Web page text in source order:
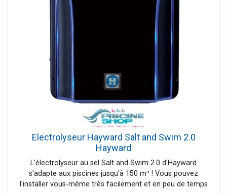
Electrolyseur Hayward Salt and Swim 2.0
Hayward
L'électrolyseur au sel Salt and Swim 2.0 d'Hayward
s'adapte aux piscines jusqu'à 150 m³ ! Vous pouvez
l'installer vous-même très facilement et en peu de temps